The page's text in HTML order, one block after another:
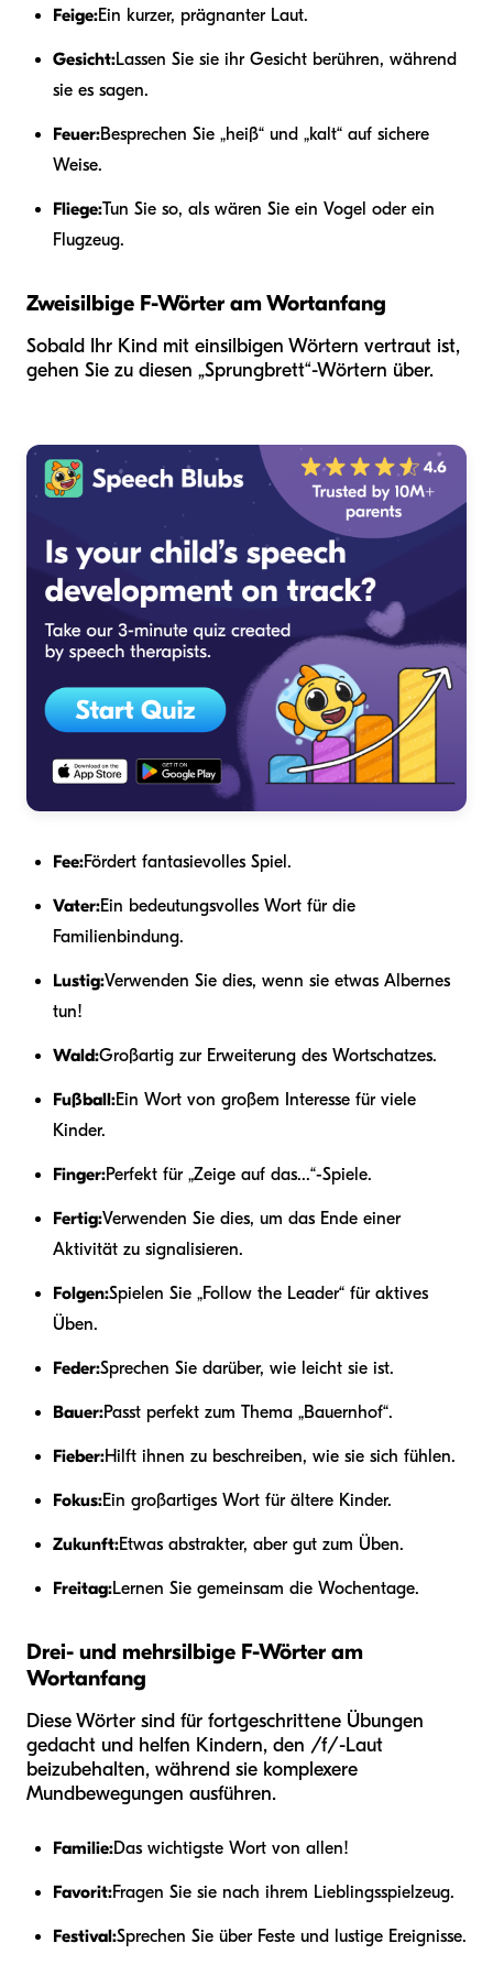
Feige:Ein kurzer, prägnanter Laut.
Gesicht:Lassen Sie sie ihr Gesicht berühren, während
sie es sagen.
Feuer:Besprechen Sie „heiß“ und „kalt“ auf sichere
Weise.
Fliege:Tun Sie so, als wären Sie ein Vogel oder ein
Flugzeug.
Zweisilbige F-Wörter am Wortanfang
Sobald Ihr Kind mit einsilbigen Wörtern vertraut ist,
gehen Sie zu diesen „Sprungbrett“-Wörtern über.
Fee:Fördert fantasievolles Spiel.
Vater:Ein bedeutungsvolles Wort für die
Familienbindung.
Lustig:Verwenden Sie dies, wenn sie etwas Albernes
tun!
Wald:Großartig zur Erweiterung des Wortschatzes.
Fußball:Ein Wort von großem Interesse für viele
Kinder.
Finger:Perfekt für „Zeige auf das...“-Spiele.
Fertig:Verwenden Sie dies, um das Ende einer
Aktivität zu signalisieren.
Folgen:Spielen Sie „Follow the Leader“ für aktives
Üben.
Feder:Sprechen Sie darüber, wie leicht sie ist.
Bauer:Passt perfekt zum Thema „Bauernhof“.
Fieber:Hilft ihnen zu beschreiben, wie sie sich fühlen.
Fokus:Ein großartiges Wort für ältere Kinder.
Zukunft:Etwas abstrakter, aber gut zum Üben.
Freitag:Lernen Sie gemeinsam die Wochentage.
Drei- und mehrsilbige F-Wörter am
Wortanfang
Diese Wörter sind für fortgeschrittene Übungen
gedacht und helfen Kindern, den /f/-Laut
beizubehalten, während sie komplexere
Mundbewegungen ausführen.
Familie:Das wichtigste Wort von allen!
Favorit:Fragen Sie sie nach ihrem Lieblingsspielzeug.
Festival:Sprechen Sie über Feste und lustige Ereignisse.